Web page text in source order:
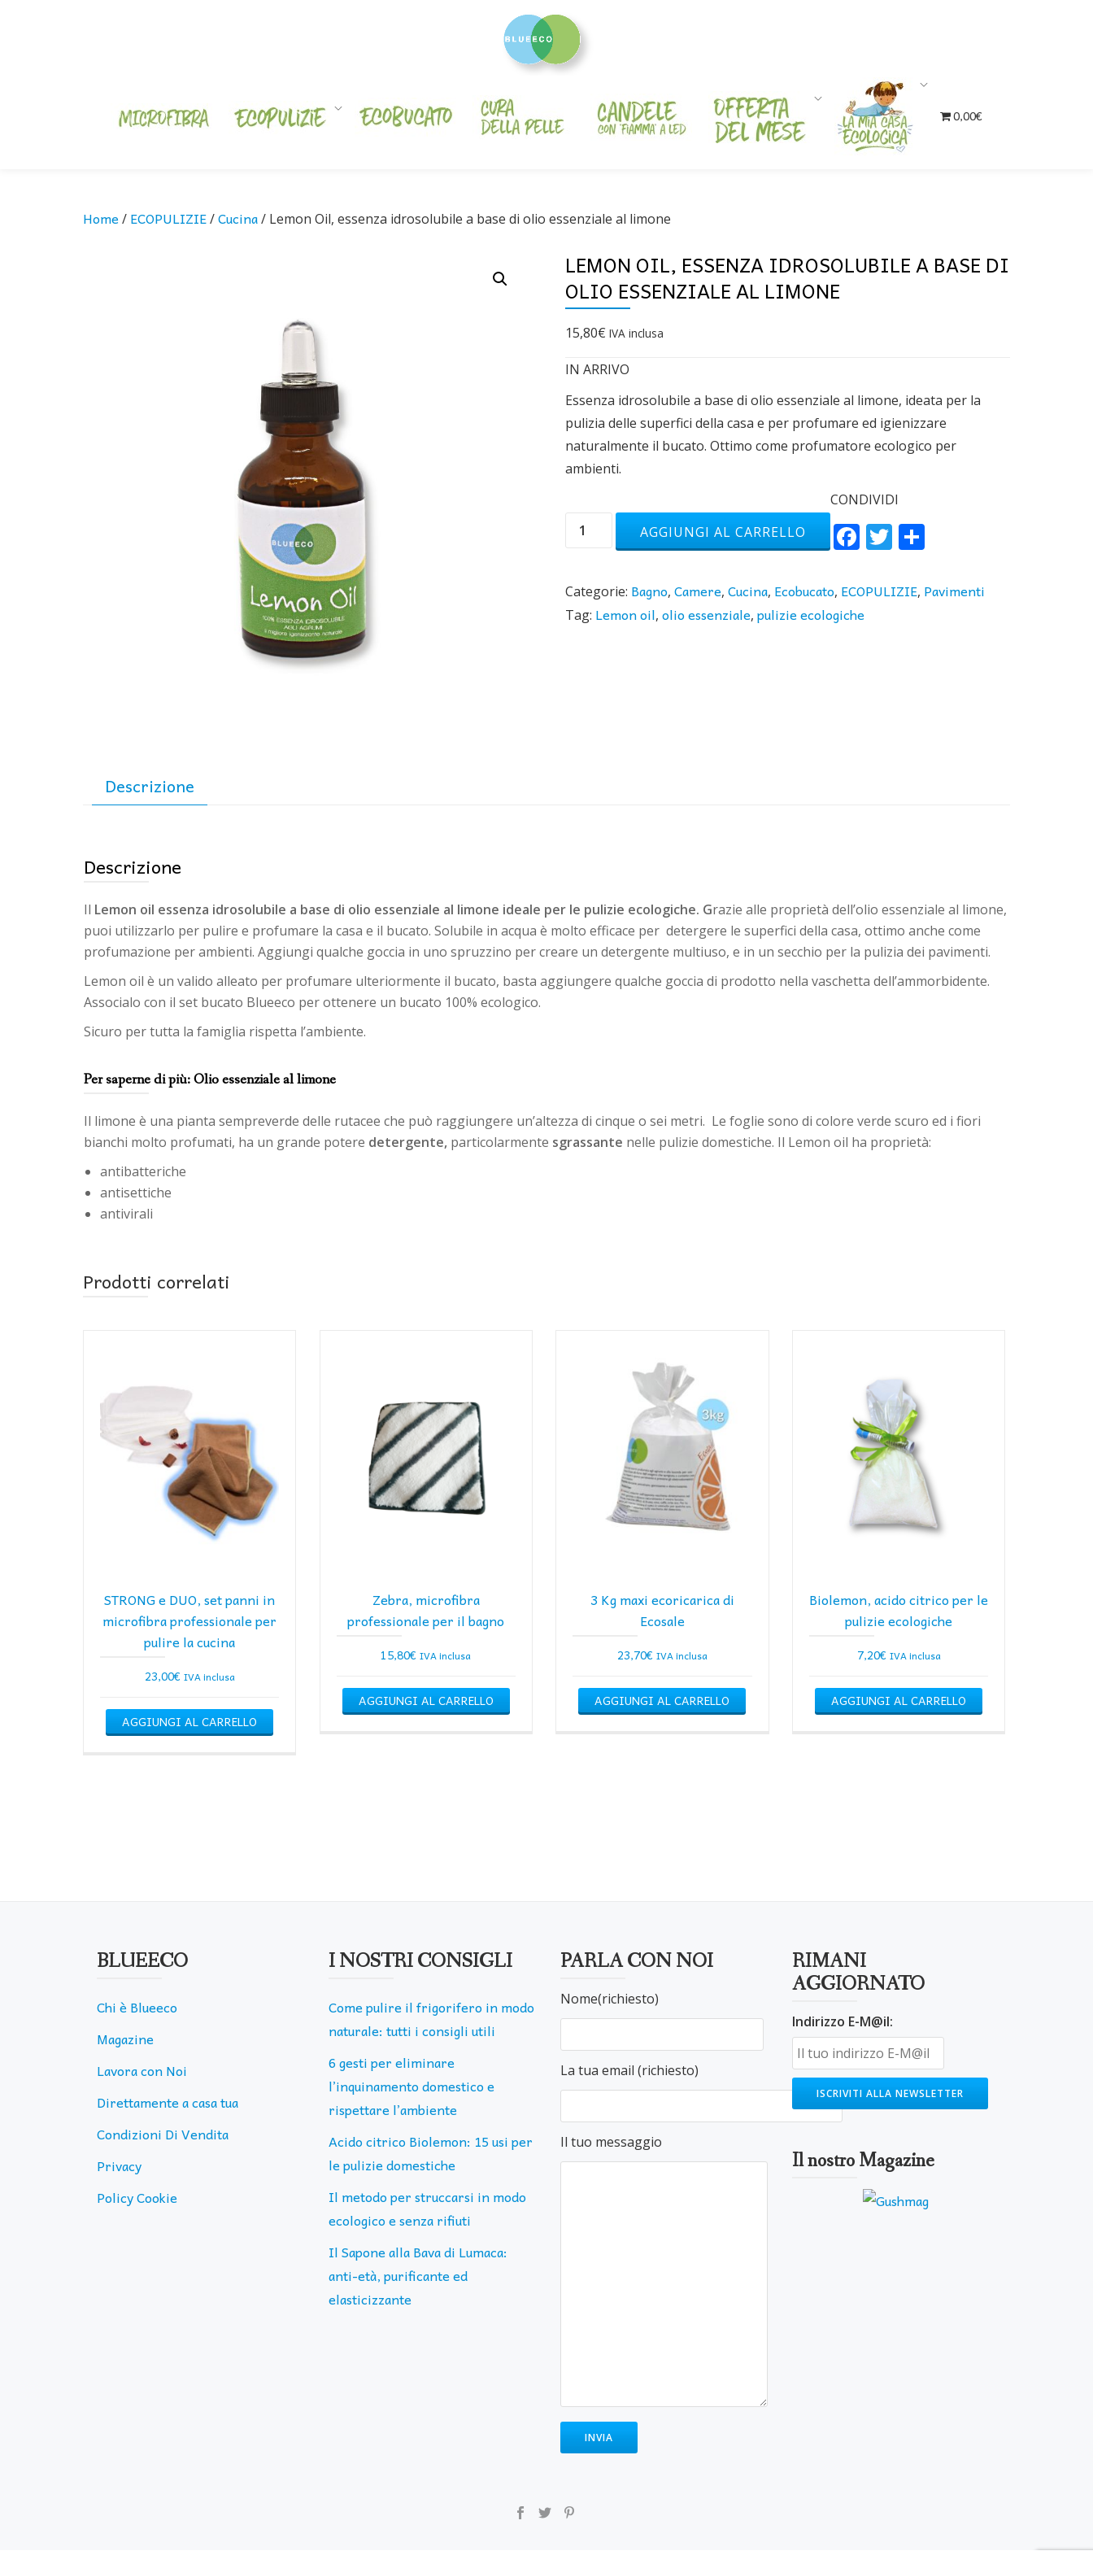
0,00€
Home/ ECOPULIZIE/Cucina/ Lemon Oil, essenza idrosolubile a base di olio essenziale al limone
LEMON OIL, ESSENZA IDROSOLUBILE A BASE DI
OLIO ESSENZIALE AL LIMONE
15,80€ IVA inclusa
IN ARRIVO
Essenza idrosolubile a base di olio essenziale al limone, ideata per la
pulizia delle superfici della casa e per profumare ed igienizzare
naturalmente il bucato. Ottimo come profumatore ecologico per
ambienti.
Lemon
Oil,
idrosolubile
a
AGGIUNGI AL CARRELLO
Categorie: Bagno, Camere, Cucina, Ecobucato, ECOPULIZIE, Pavimenti
Tag: Lemon oil, olio essenziale, pulizie ecologiche
CONDIVIDI
Facebook
Twitter
Condividi
Descrizione
Descrizione
Il Lemon oil essenza idrosolubile a base di olio essenziale al limone ideale per le pulizie ecologiche. Grazie alle proprietà dell’olio essenziale al limone,
puoi utilizzarlo per pulire e profumare la casa e il bucato. Solubile in acqua è molto efficace per detergere le superfici della casa, ottimo anche come
profumazione per ambienti. Aggiungi qualche goccia in uno spruzzino per creare un detergente multiuso, e in un secchio per la pulizia dei pavimenti.
Lemon oil è un valido alleato per profumare ulteriormente il bucato, basta aggiungere qualche goccia di prodotto nella vaschetta dell’ammorbidente.
Associalo con il set bucato Blueeco per ottenere un bucato 100% ecologico.
Sicuro per tutta la famiglia rispetta l’ambiente.
Per saperne di più: Olio essenziale al limone
Il limone è una pianta sempreverde delle rutacee che può raggiungere un’altezza di cinque o sei metri. Le foglie sono di colore verde scuro ed i fiori
bianchi molto profumati, ha un grande potere detergente, particolarmente sgrassante nelle pulizie domestiche. Il Lemon oil ha proprietà:
antibatteriche
antisettiche
antivirali
Prodotti correlati
STRONG e DUO, set panni in
microfibra professionale per
pulire la cucina
23,00€ IVA inclusa
AGGIUNGI AL CARRELLO
Zebra, microfibra
professionale per il bagno
15,80€ IVA inclusa
AGGIUNGI AL CARRELLO
3 Kg maxi ecoricarica di
Ecosale
23,70€ IVA inclusa
AGGIUNGI AL CARRELLO
Biolemon, acido citrico per le
pulizie ecologiche
7,20€ IVA inclusa
AGGIUNGI AL CARRELLO
BLUEECO
Chi è Blueeco
Magazine
Lavora con Noi
Direttamente a casa tua
Condizioni Di Vendita
Privacy
Policy Cookie
I NOSTRI CONSIGLI
Come pulire il frigorifero in modo
naturale: tutti i consigli utili
6 gesti per eliminare
l’inquinamento domestico e
rispettare l’ambiente
Acido citrico Biolemon: 15 usi per
le pulizie domestiche
Il metodo per struccarsi in modo
ecologico e senza rifiuti
Il Sapone alla Bava di Lumaca:
anti-età, purificante ed
elasticizzante
PARLA CON NOI
Nome(richiesto)
La tua email (richiesto)
Il tuo messaggio
RIMANI
AGGIORNATO
Indirizzo E-M@il:
Il nostro Magazine